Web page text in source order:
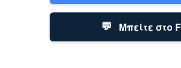
💬 Μπείτε στο